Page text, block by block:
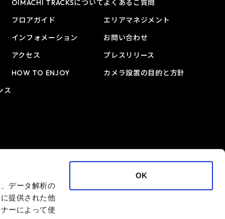
データ解析の
提供された他
ーによって使
OK
ス
OIMACHI TRACKSについて
フロアガイド
インフォメーション
アクセス
HOW TO ENJOY
よくあるご質問
エリアマネジメント
お問い合わせ
プレスリリース
カメラ設置の目的と方針